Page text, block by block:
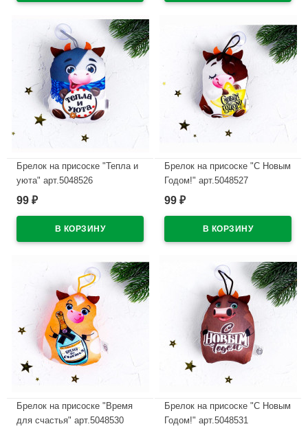
Брелок на присоске "Тепла и
уюта" арт.5048526
В наличии
99 ₽
Брелок на присоске "С Новым
Годом!" арт.5048527
В наличии
99 ₽
Брелок на присоске "Время
для счастья" арт.5048530
Брелок на присоске "С Новым
Годом!" арт.5048531